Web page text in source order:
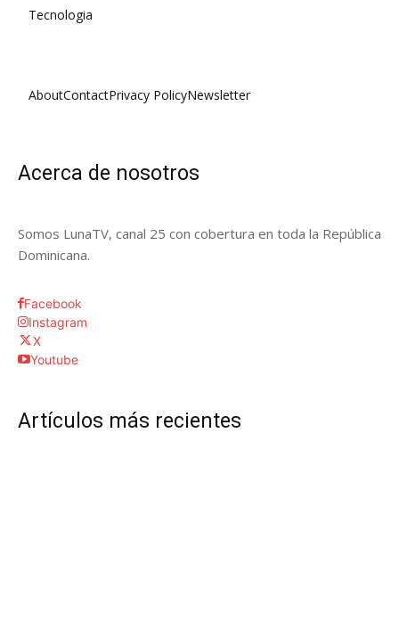
Tecnologia
AboutContactPrivacy PolicyNewsletter
Acerca de nosotros
Somos LunaTV, canal 25 con cobertura en toda la República
Dominicana.
Facebook
Instagram
X
Youtube
Artículos más recientes